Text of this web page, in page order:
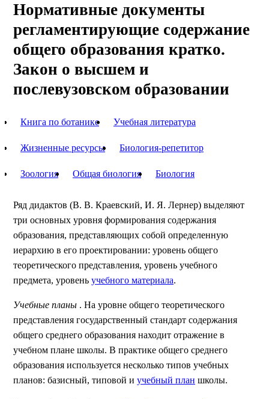
Нормативные документы
регламентирующие содержание
общего образования кратко.
Закон о высшем и
послевузовском образовании
Книга по ботанике Учебная литература
Жизненные ресурсы Биология-репетитор
Зоология Общая биология Биология
Ряд дидактов (В. В. Краевский, И. Я. Лернер) выделяют
три основных уровня формирования содержания
образования, представляющих собой определенную
иерархию в его проектировании: уровень общего
теоретического представления, уровень учебного
предмета, уровень учебного материала.
Учебные планы . На уровне общего теоретического
представления государственный стандарт содержания
общего среднего образования находит отражение в
учебном плане школы. В практике общего среднего
образования используется несколько типов учебных
планов: базисный, типовой и учебный план школы.